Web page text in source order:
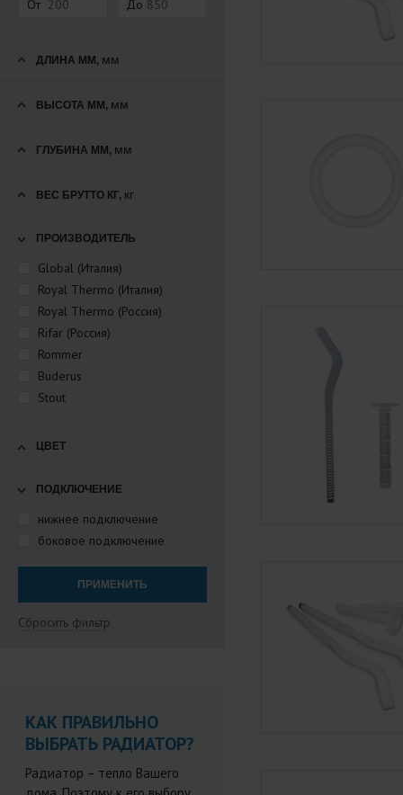
От До
ДЛИНА ММ, мм
ВЫСОТА ММ, мм
ГЛУБИНА ММ, мм
ВЕС БРУТТО КГ, кг
ПРОИЗВОДИТЕЛЬ
Global (Италия)
Royal Thermo (Италия)
Royal Thermo (Россия)
Rifar (Россия)
Rommer
Buderus
Stout
ЦВЕТ
ПОДКЛЮЧЕНИЕ
нижнее подключение
боковое подключение
Сбросить фильтр
КАК ПРАВИЛЬНО
ВЫБРАТЬ РАДИАТОР?
Радиатор – тепло Вашего